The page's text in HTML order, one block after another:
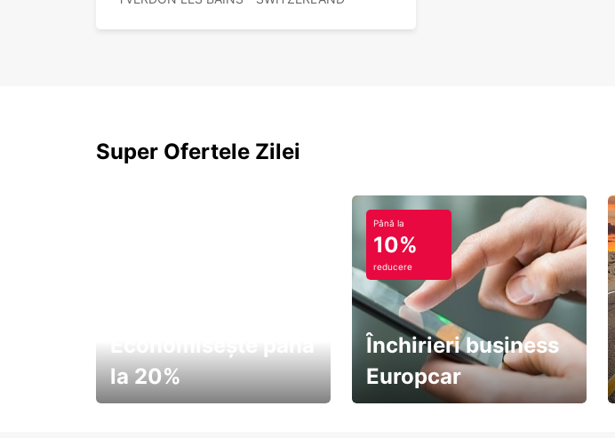
Super Ofertele Zilei
la 20%
Până la
10%
reducere
Închirieri business
Europcar